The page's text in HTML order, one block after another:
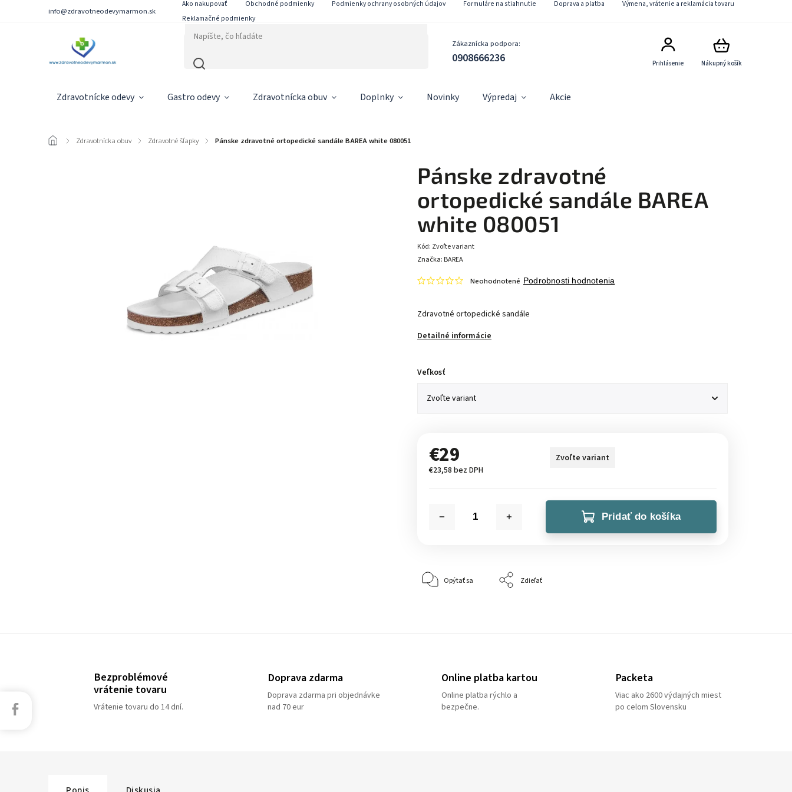
info@zdravotneodevymarmon.sk
Ako nakupovať Obchodné podmienky Podmienky ochrany osobných údajov Formuláre na stiahnutie Doprava a platba
Výmena, vrátenie a reklamácia tovaru
Reklamačné podmienky
Zákaznícka podpora:
0908666236 Nákupný košík
Prihlásenie
Zdravotnícke odevy Gastro odevy Zdravotnícka obuv Doplnky Novinky Výpredaj Akcie
/ Zdravotnícka obuv / Zdravotné šľapky / Pánske zdravotné ortopedické sandále BAREA white 080051
Pánske zdravotné
ortopedické sandále BAREA
white 080051
Kód: Zvoľte variant
Neohodnotené Podrobnosti hodnotenia
Zdravotné ortopedické sandále
Detailné informácie
Značka: BAREA
Veľkosť
€29
€23,58 bez DPH
Zvoľte variant
Pridať do košíka
Opýtať sa Zdieľať
Bezproblémové
vrátenie tovaru
Vrátenie tovaru do 14 dní.
Doprava zdarma
Doprava zdarma pri objednávke
nad 70 eur
Online platba kartou
Online platba rýchlo a
bezpečne.
Packeta
Viac ako 2600 výdajných miest
po celom Slovensku